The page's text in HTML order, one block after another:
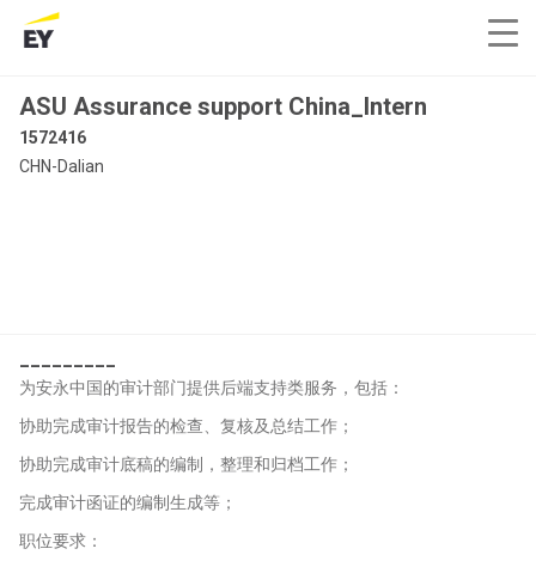
ASU Assurance support China_Intern
1572416
CHN-Dalian
为安永中国的审计部门提供后端支持类服务，包括：
协助完成审计报告的检查、复核及总结工作；
协助完成审计底稿的编制，整理和归档工作；
完成审计函证的编制生成等；
职位要求：